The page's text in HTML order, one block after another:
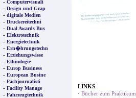
- Computervisuali
- Design und Grap
- digitale Medien
- Druckereitechni
- Dual Awards Bus
- Elektrotechnik
- Energietechnik
- Ern�hrungstechn
- Erziehungswisse
- Ethnologie
- Europ Business
- European Busine
- Fachjournalisti
- Facility Manage
- Fahrzeugtechnik
LINKS
· Bücher zum Praktikum